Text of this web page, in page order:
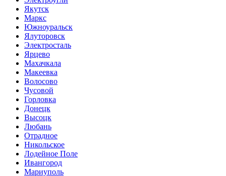
Якутск
Маркс
Южноуральск
Ялуторовск
Электросталь
Ярцево
Махачкала
Макеевка
Волосово
Чусовой
Горловка
Донецк
Высоцк
Любань
Отрадное
Никольское
Лодейное Поле
Ивангород
Мариуполь